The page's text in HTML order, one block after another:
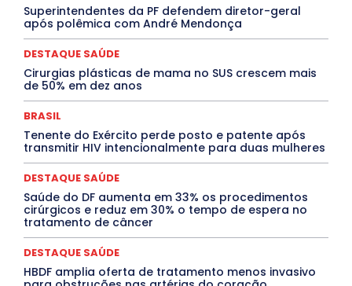
DESTAQUES OUTROS
DISTRITO FEDERAL
EDUCAÇÃO
ELEIÇÕES
EMPREGO E OPORTUNIDADES
Especial
Espírito Santo ESPORTE
ESTÁGIO
EVENTOS
Febre Oropouche
Goiás
INTELIGÊNCIA ARTIFICIAL
INTERNACIONAL
MEIO AMBIENTE
MÚSICA
O Plantonista Opinião Oropouche
Paraíba
Paraná Pernambuco Piauí
POLÍTICA
PROCESSO SELETIVO
PUBLIEDITORIAL
QUALIFICAÇÃO PROFISSIONAL
Rio de Janeiro
Rio Grande do Sul
Roraima
Santa Catarina
São Paulo SARAMPO
SAÚDE
Saúde Agora
TÁ FROID?
TEATRO TECNOLOGIA
TIC TAC
Mais
Superintendentes da PF defendem diretor-geral
após polêmica com André Mendonça
DESTAQUE SAÚDE
Cirurgias plásticas de mama no SUS crescem mais
de 50% em dez anos
BRASIL
Tenente do Exército perde posto e patente após
transmitir HIV intencionalmente para duas mulheres
DESTAQUE SAÚDE
Saúde do DF aumenta em 33% os procedimentos
cirúrgicos e reduz em 30% o tempo de espera no
tratamento de câncer
DESTAQUE SAÚDE
HBDF amplia oferta de tratamento menos invasivo